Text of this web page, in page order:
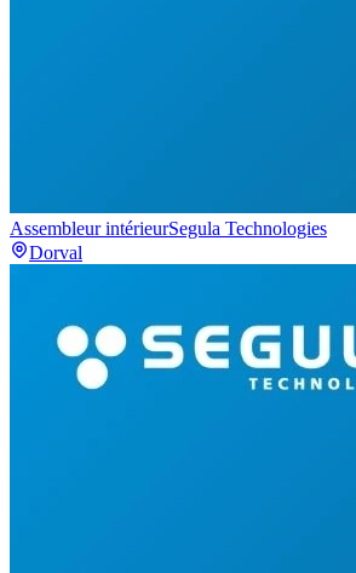
Assembleur intérieurSegula Technologies
Dorval